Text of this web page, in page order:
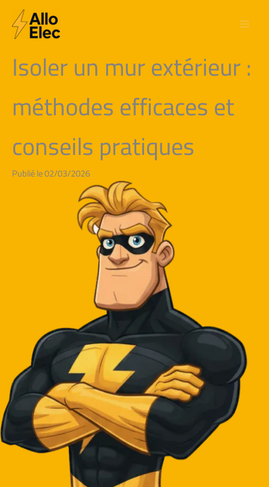
contenu
Isoler un mur extérieur :
méthodes efficaces et
conseils pratiques
Publié le 02/03/2026